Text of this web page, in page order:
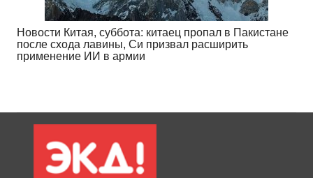
Новости Китая, суббота: китаец пропал в Пакистане
после схода лавины, Си призвал расширить
применение ИИ в армии